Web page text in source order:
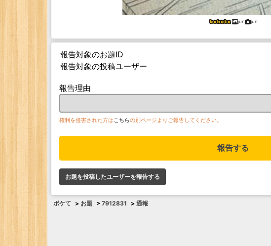
jun jun
報告対象のお題ID
報告対象の投稿ユーザー
報告理由
権利を侵害された方はこちらの別ページよりご報告してください。
報告する
お題を投稿したユーザーを報告する
ボケて > お題 > 7912831 > 通報